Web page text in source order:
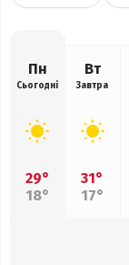
Пн
Сьогодні
29°
18°
Вт
Завтра
31°
17°